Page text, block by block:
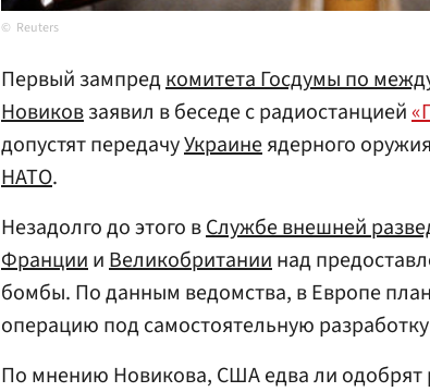
Reuters
Первый зампредкомитета Госдумы по
Новиковзаявил в беседе с радиостанцией
допустят передачуУкраинеядерного
НАТО.
Незадолго до этого вСлужбе внешней
ФранциииВеликобританиинад
бомбы. По данным ведомства, в Европе
операцию под самостоятельную
По мнению Новикова, США едва ли одобрят